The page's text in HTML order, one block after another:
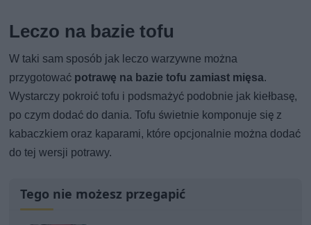
Leczo na bazie tofu
W taki sam sposób jak leczo warzywne można
przygotować potrawę na bazie tofu zamiast mięsa.
Wystarczy pokroić tofu i podsmażyć podobnie jak kiełbasę,
po czym dodać do dania. Tofu świetnie komponuje się z
kabaczkiem oraz kaparami, które opcjonalnie można dodać
do tej wersji potrawy.
Tego nie możesz przegapić